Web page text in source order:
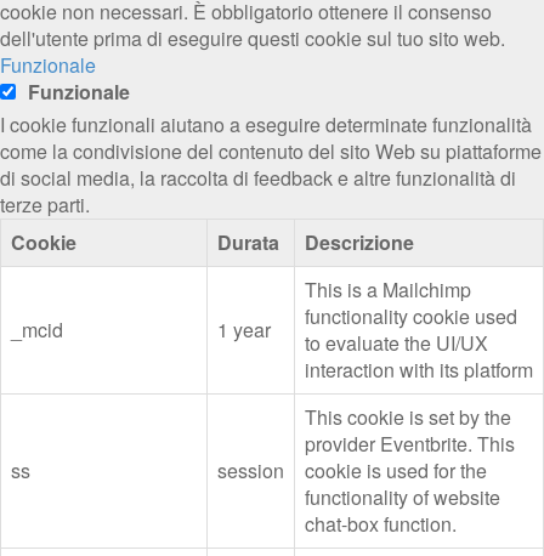
cookie non necessari. È obbligatorio ottenere il consenso
dell'utente prima di eseguire questi cookie sul tuo sito web.
Funzionale
Funzionale
I cookie funzionali aiutano a eseguire determinate funzionalità
come la condivisione del contenuto del sito Web su piattaforme
di social media, la raccolta di feedback e altre funzionalità di
terze parti.
Cookie
Durata Descrizione
_mcid 1 year
This is a Mailchimp
functionality cookie used
to evaluate the UI/UX
interaction with its platform
ss session
This cookie is set by the
provider Eventbrite. This
cookie is used for the
functionality of website
chat-box function.